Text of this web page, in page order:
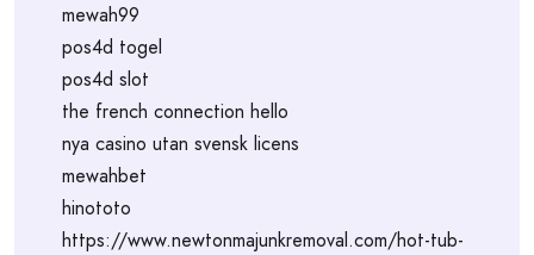
mewah99
pos4d togel
pos4d slot
the french connection hello
nya casino utan svensk licens
mewahbet
hinototo
https://www.newtonmajunkremoval.com/hot-tub-